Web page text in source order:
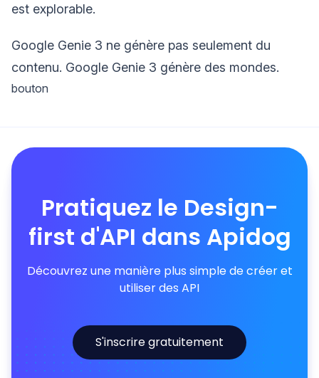
est explorable.
Google Genie 3 ne génère pas seulement du
contenu. Google Genie 3 génère des mondes.
bouton
Pratiquez le Design-
first d'API dans Apidog
Découvrez une manière plus simple de créer et
utiliser des API
S'inscrire gratuitement